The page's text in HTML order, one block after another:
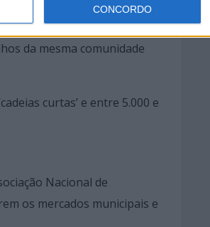
CONCORDO
entidades que dinamizem
e concede apoios para a
da mesma comunidade
curtas’ e entre 5.000 e
Nacional de
os mercados municipais e